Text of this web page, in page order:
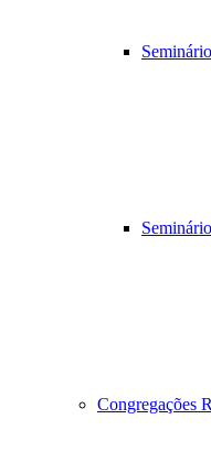
Congregações